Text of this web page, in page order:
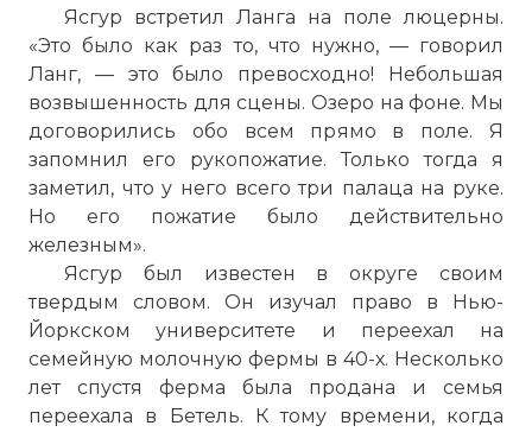
Ясгур встретил Ланга на поле люцерны.
«Это было как раз то, что нужно, — говорил
Ланг, — это было превосходно! Небольшая
возвышенность для сцены. Озеро на фоне. Мы
договорились обо всем прямо в поле. Я
запомнил его рукопожатие. Только тогда я
заметил, что у него всего три палаца на руке.
Но его пожатие было действительно
железным».
Ясгур был известен в округе своим
твердым словом. Он изучал право в Нью-
Йоркском университете и переехал на
семейную молочную фермы в 40-х. Несколько
лет спустя ферма была продана и семья
переехала в Бетель. К тому времени, когда
The Who - My Generation [Live at Woodstock
Имя:
Комментарий: